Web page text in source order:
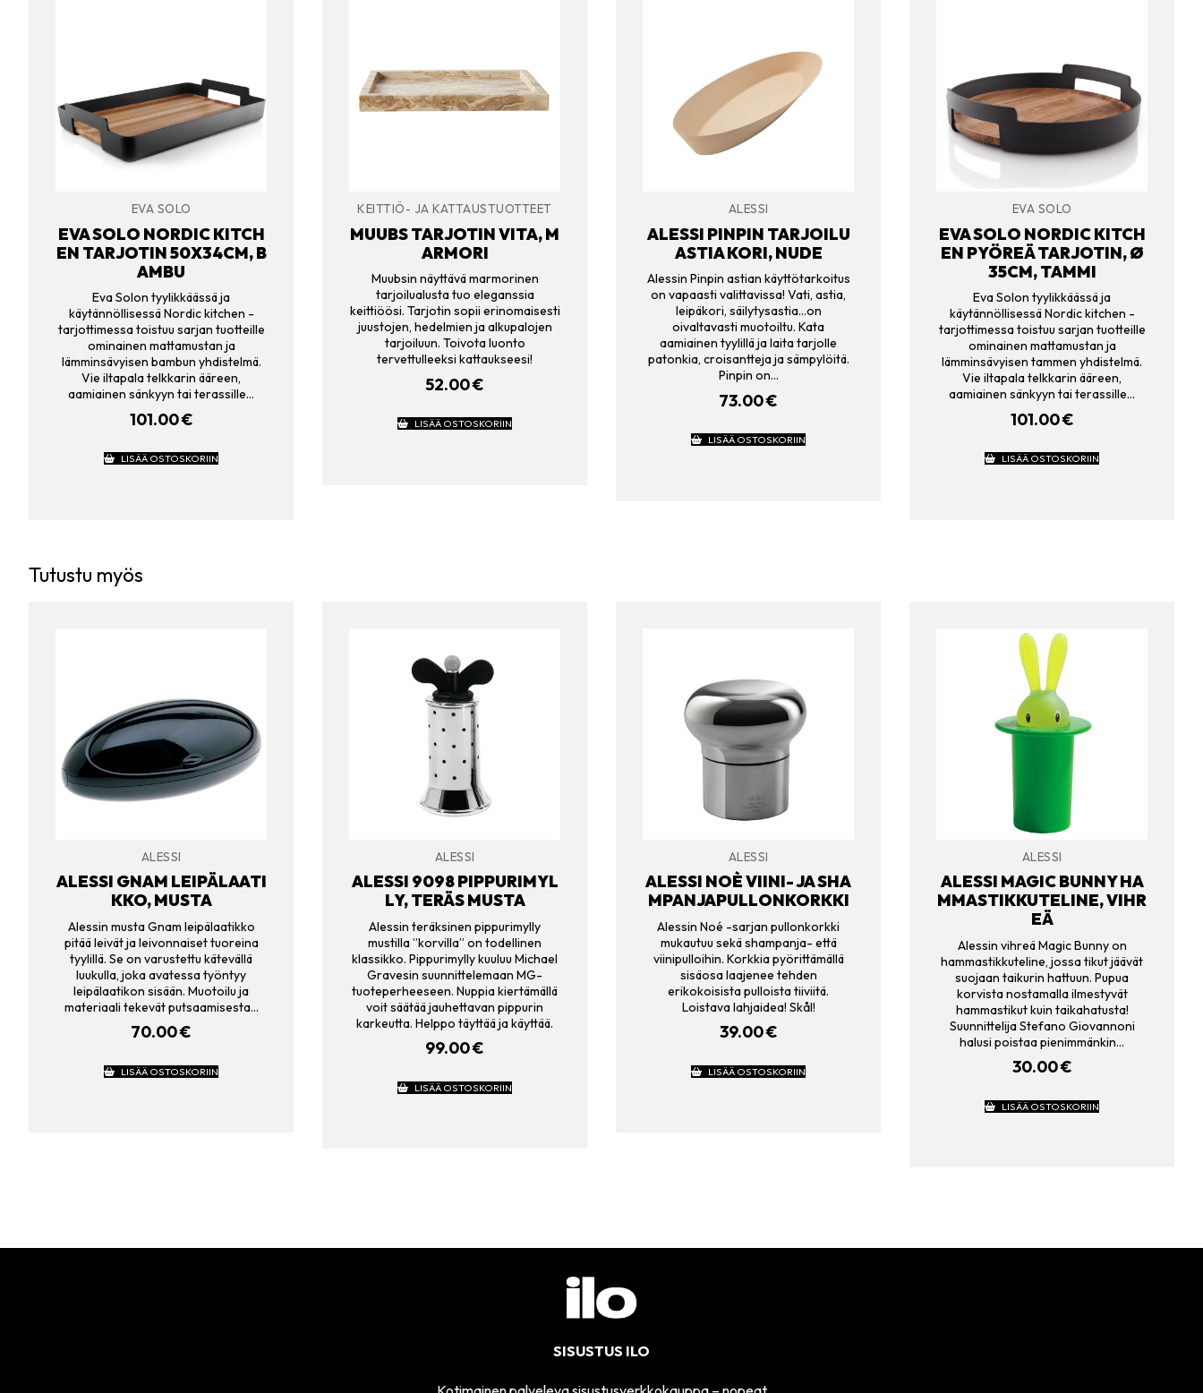
EVA SOLO
EVA SOLO NORDIC KITCH
EN TARJOTIN 50X34CM, B
AMBU
Eva Solon tyylikkäässä ja
käytännöllisessä Nordic kitchen -
tarjottimessa toistuu sarjan tuotteille
ominainen mattamustan ja
lämminsävyisen bambun yhdistelmä.
Vie iltapala telkkarin ääreen,
aamiainen sänkyyn tai terassille…
101.00€
LISÄÄ OSTOSKORIIN
KEITTIÖ- JA KATTAUSTUOTTEET
MUUBS TARJOTIN VITA, M
ARMORI
Muubsin näyttävä marmorinen
tarjoilualusta tuo eleganssia
keittiöösi. Tarjotin sopii erinomaisesti
juustojen, hedelmien ja alkupalojen
tarjoiluun. Toivota luonto
tervettulleeksi kattaukseesi!
52.00€
LISÄÄ OSTOSKORIIN
ALESSI
ALESSI PINPIN TARJOILU
ASTIA KORI, NUDE
Alessin Pinpin astian käyttötarkoitus
on vapaasti valittavissa! Vati, astia,
leipäkori, säilytysastia…on
oivaltavasti muotoiltu. Kata
aamiainen tyylillä ja laita tarjolle
patonkia, croisantteja ja sämpylöitä.
Pinpin on…
73.00€
LISÄÄ OSTOSKORIIN
EVA SOLO
EVA SOLO NORDIC KITCH
EN PYÖREÄ TARJOTIN, Ø
35CM, TAMMI
Eva Solon tyylikkäässä ja
käytännöllisessä Nordic kitchen -
tarjottimessa toistuu sarjan tuotteille
ominainen mattamustan ja
lämminsävyisen tammen yhdistelmä.
Vie iltapala telkkarin ääreen,
aamiainen sänkyyn tai terassille…
101.00€
LISÄÄ OSTOSKORIIN
Tutustu myös
ALESSI
ALESSI GNAM LEIPÄLAATI
KKO, MUSTA
Alessin musta Gnam leipälaatikko
pitää leivät ja leivonnaiset tuoreina
tyylillä. Se on varustettu kätevällä
luukulla, joka avatessa työntyy
leipälaatikon sisään. Muotoilu ja
materiaali tekevät putsaamisesta…
70.00€
LISÄÄ OSTOSKORIIN
ALESSI
ALESSI 9098 PIPPURIMYL
LY, TERÄS MUSTA
Alessin teräksinen pippurimylly
mustilla ”korvilla” on todellinen
klassikko. Pippurimylly kuuluu Michael
Gravesin suunnittelemaan MG-
tuoteperheeseen. Nuppia kiertämällä
voit säätää jauhettavan pippurin
karkeutta. Helppo täyttää ja käyttää.
99.00€
LISÄÄ OSTOSKORIIN
ALESSI
ALESSI NOÈ VIINI- JA SHA
MPANJAPULLONKORKKI
Alessin Noé -sarjan pullonkorkki
mukautuu sekä shampanja- että
viinipulloihin. Korkkia pyörittämällä
sisäosa laajenee tehden
erikokoisista pulloista tiiviitä.
Loistava lahjaidea! Skål!
39.00€
LISÄÄ OSTOSKORIIN
ALESSI
ALESSI MAGIC BUNNY HA
MMASTIKKUTELINE, VIHR
EÄ
Alessin vihreä Magic Bunny on
hammastikkuteline, jossa tikut jäävät
suojaan taikurin hattuun. Pupua
korvista nostamalla ilmestyvät
hammastikut kuin taikahatusta!
Suunnittelija Stefano Giovannoni
halusi poistaa pienimmänkin…
30.00€
LISÄÄ OSTOSKORIIN
SISUSTUS ILO